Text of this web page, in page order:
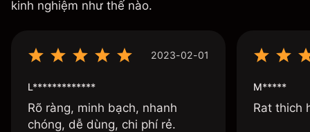
kinh nghiệm như thế nào.
2023-02-01
L*************
Rõ ràng, minh bạch, nhanh
chóng, dễ dùng, chi phí rẻ.
M*****
Rat thich